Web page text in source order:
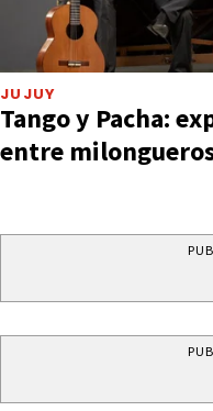
JUJUY
Tango y Pacha:
entre